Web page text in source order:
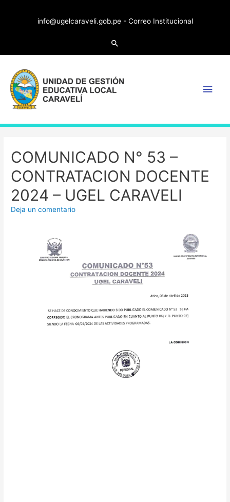
info@ugelcaraveli.gob.pe - Correo Institucional
COMUNICADO N° 53 –
CONTRATACION DOCENTE
2024 – UGEL CARAVELI
Deja un comentario